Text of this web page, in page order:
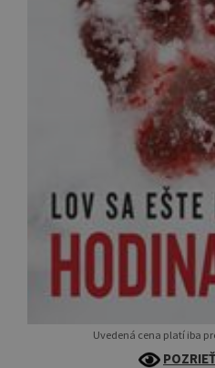
Uvedená cena platí iba